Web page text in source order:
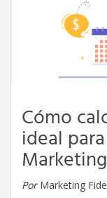
Cómo
ideal
Marketing
Por Marketing